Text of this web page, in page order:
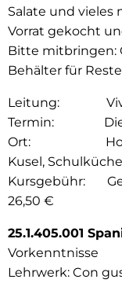
Salate und vieles
Vorrat gekocht
Bitte mitbringen:
Behälter für
Leitung:
Termin:
Ort: Horst
Kusel,
Kursgebühr:
26,50 €
25.1.405.001
Vorkenntnisse
Lehrwerk: Con